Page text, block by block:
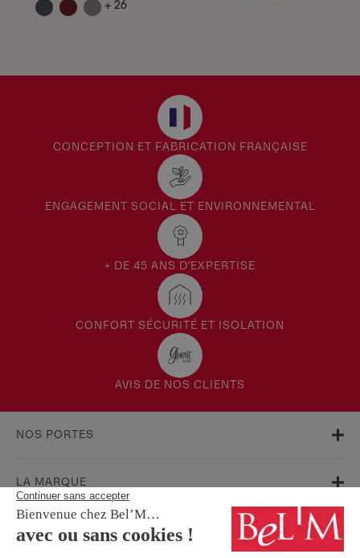
+ 26
CONCEPTION ET FABRICATION FRANÇAISE
ENGAGEMENT SOCIAL ET ENVIRONNEMENTAL
+ DE 45 ANS D'EXPERTISE
CONFORT SÉCURITÉ ET ISOLATION
AVIS DE NOS CLIENTS
NOS PORTES
LA MARQUE
AIDE & SUPPORT
FAQ